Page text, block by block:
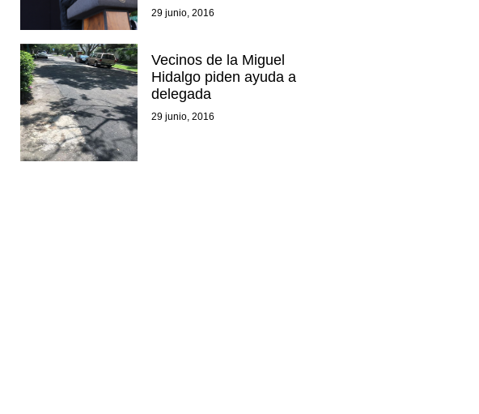
29 junio, 2016
Vecinos de la Miguel
Hidalgo piden ayuda a
delegada
29 junio, 2016